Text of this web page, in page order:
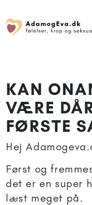
KAN
VÆRE
FØRSTE
Hej
Først og
det er en super
læst meget på.